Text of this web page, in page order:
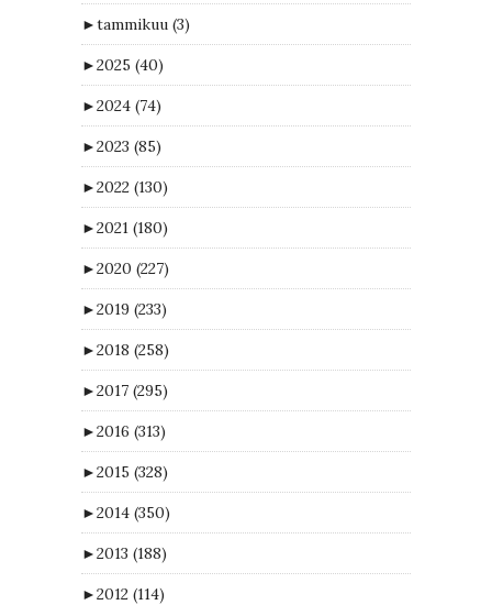
►tammikuu (3)
►2025 (40)
►2024 (74)
►2023 (85)
►2022 (130)
►2021 (180)
►2020 (227)
►2019 (233)
►2018 (258)
►2017 (295)
►2016 (313)
►2015 (328)
►2014 (350)
►2013 (188)
►2012 (114)